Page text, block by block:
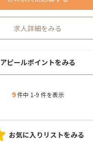
求人詳細をみる
アピールポイントをみる
9件中 1-9 件を表示
お気に入りリストをみる